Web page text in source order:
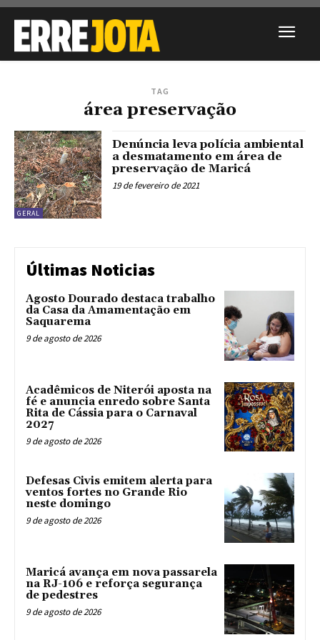
TAG
área preservação
GERAL
Denúncia leva polícia ambiental
a desmatamento em área de
preservação de Maricá
19 de fevereiro de 2021
Últimas Noticias
Agosto Dourado destaca trabalho
da Casa da Amamentação em
Saquarema
9 de agosto de 2026
Acadêmicos de Niterói aposta na
fé e anuncia enredo sobre Santa
Rita de Cássia para o Carnaval
2027
9 de agosto de 2026
Defesas Civis emitem alerta para
ventos fortes no Grande Rio
neste domingo
9 de agosto de 2026
Maricá avança em nova passarela
na RJ-106 e reforça segurança
de pedestres
9 de agosto de 2026